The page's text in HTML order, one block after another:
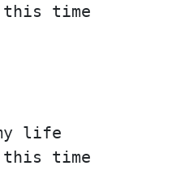
time
life
time